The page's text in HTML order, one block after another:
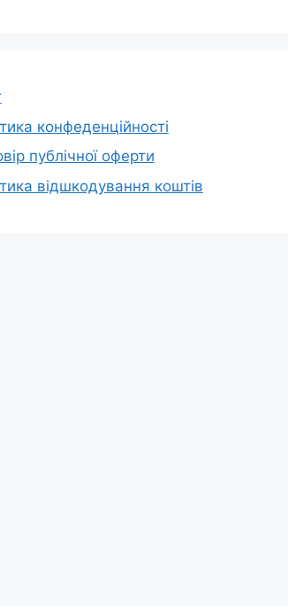
конфеденційності
публічної оферти
відшкодування коштів